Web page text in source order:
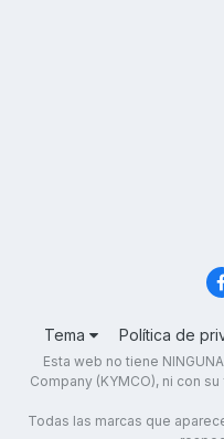
Tema Política de
Esta web no tiene
Company (KYMCO), ni con
Todas las marcas que